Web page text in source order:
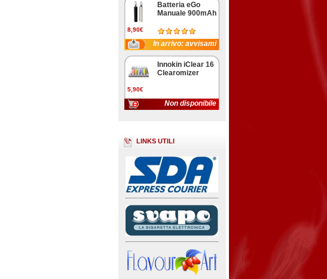
8,90€
Batteria eGo
Manuale 900mAh
In arrivo: avvisami
5,90€
Innokin iClear 16
Clearomizer
Non disponibile
LINKS UTILI